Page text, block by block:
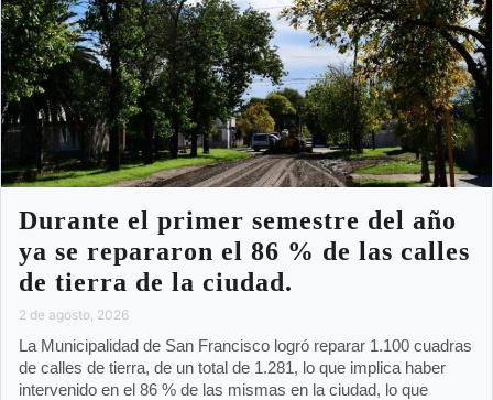
Durante el primer semestre del año
ya se repararon el 86 % de las calles
de tierra de la ciudad.
2 de agosto, 2026
La Municipalidad de San Francisco logró reparar 1.100 cuadras
de calles de tierra, de un total de 1.281, lo que implica haber
intervenido en el 86 % de las mismas en la ciudad, lo que